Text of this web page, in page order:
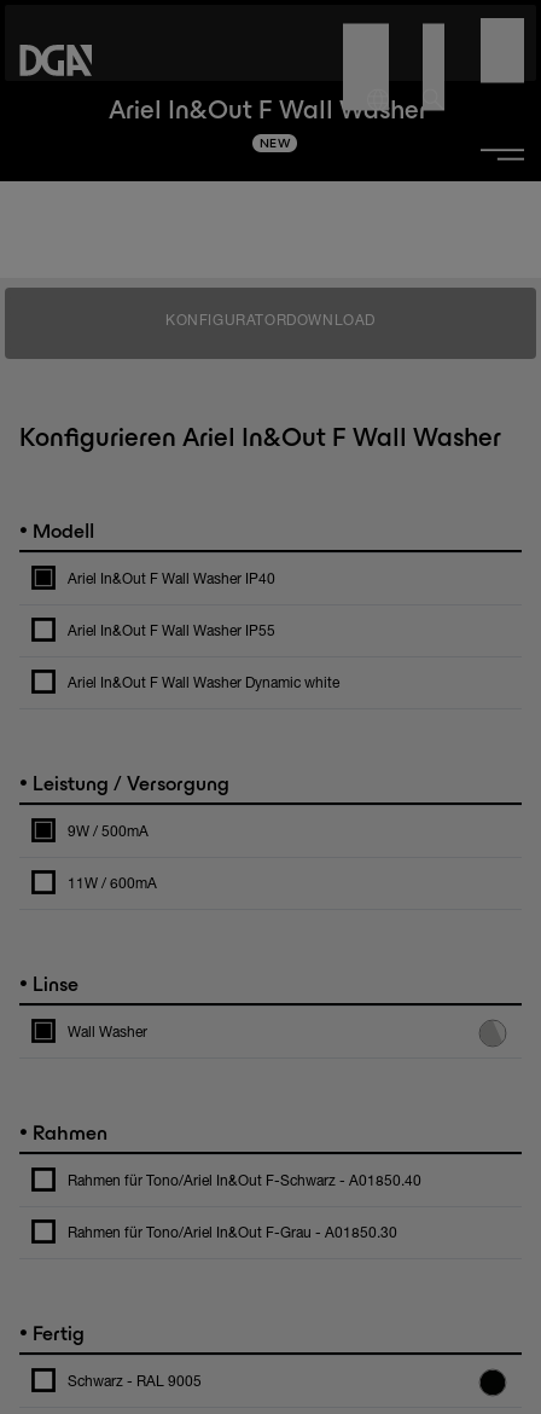
Ariel In&Out F Wall Washer
NEW
KONFIGURATORDOWNLOAD
Konfigurieren Ariel In&Out F Wall Washer
• Modell
Ariel In&Out F Wall Washer IP40
Ariel In&Out F Wall Washer IP55
Ariel In&Out F Wall Washer Dynamic white
• Leistung / Versorgung
9W / 500mA
11W / 600mA
• Linse
Wall Washer
• Rahmen
Rahmen für Tono/Ariel In&Out F-Schwarz - A01850.40
Rahmen für Tono/Ariel In&Out F-Grau - A01850.30
• Fertig
Schwarz - RAL 9005